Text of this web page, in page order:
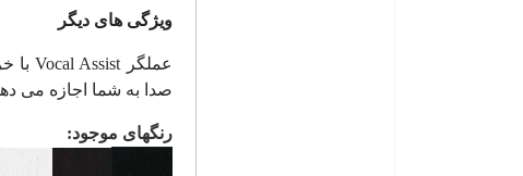
ویژگی های دیگر
عملگر Vocal Assist با
صدا به شما اجازه می
رنگهای موجود: